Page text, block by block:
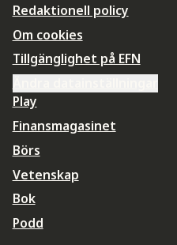
Redaktionell policy
Om cookies
Tillgänglighet på EFN
Play
Finansmagasinet
Börs
Vetenskap
Bok
Podd